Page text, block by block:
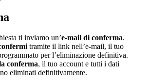
ti inviamo un’e-mail di conferma.
tramite il link nell’e-mail, il tuo
per l’eliminazione definitiva.
conferma, il tuo account e tutti i dati
eliminati definitivamente.